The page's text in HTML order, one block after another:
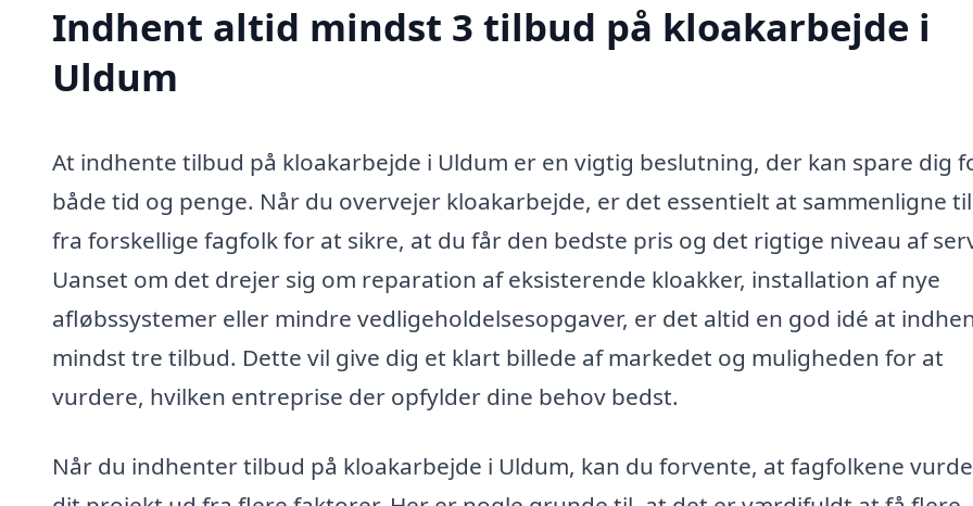
Indhent altid mindst 3 tilbud på kloakarbejde i
Uldum
At indhente tilbud på kloakarbejde i Uldum er en vigtig beslutning, der kan spare dig
både tid og penge. Når du overvejer kloakarbejde, er det essentielt at sammenligne
fra forskellige fagfolk for at sikre, at du får den bedste pris og det rigtige niveau af
Uanset om det drejer sig om reparation af eksisterende kloakker, installation af nye
afløbssystemer eller mindre vedligeholdelsesopgaver, er det altid en god idé at
mindst tre tilbud. Dette vil give dig et klart billede af markedet og muligheden for at
vurdere, hvilken entreprise der opfylder dine behov bedst.
Når du indhenter tilbud på kloakarbejde i Uldum, kan du forvente, at fagfolkene